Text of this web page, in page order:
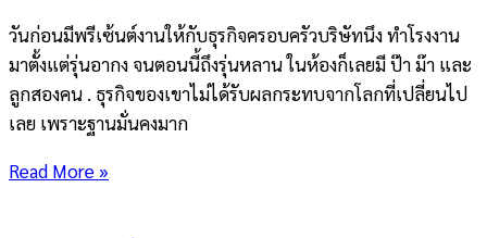
วันก่อนมีพรีเซ้นต์งานให้กับธุรกิจครอบครัวบริษัทนึง ทำโรงงาน
มาตั้งแต่รุ่นอากง จนตอนนี้ถึงรุ่นหลาน ในห้องก็เลยมี ป๊า ม๊า และ
ลูกสองคน . ธุรกิจของเขาไม่ได้รับผลกระทบจากโลกที่เปลี่ยนไป
เลย เพราะฐานมั่นคงมาก
Read More »